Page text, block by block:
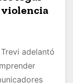
violencia
adelantó